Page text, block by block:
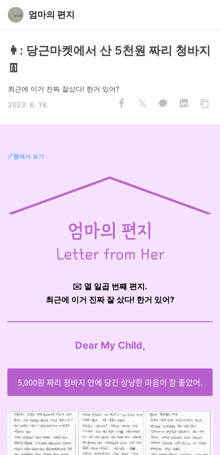
엄마의 편지
👩: 당근마켓에서 산 5천원 짜리 청바지
👖
최근에 이거 진짜 잘샀다! 한거 있어?
2023. 6. 18.
🔗웹에서 보기
✉️ 열 일곱 번째 편지.
최근에 이거 진짜 잘 샀다! 한거 있어?
Dear My Child,
5,000원 짜리 청바지 안에 담긴 상냥한 마음이 참 좋았어.